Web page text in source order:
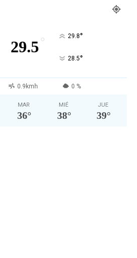
29.5 ° 29.8°
28.5°
0.9kmh 0 %
MAR
36°
MIÉ
38°
JUE
39°